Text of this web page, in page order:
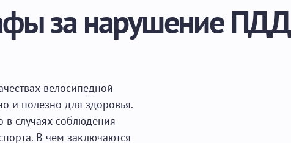
за нарушение ПДД
велосипедной
и полезно для здоровья.
в случаях соблюдения
В чем заключаются